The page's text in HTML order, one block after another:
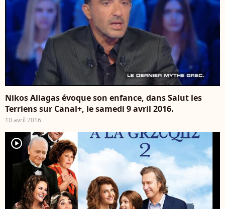
Nikos Aliagas évoque son enfance, dans Salut les
Terriens sur Canal+, le samedi 9 avril 2016.
10 avril 2016
player2